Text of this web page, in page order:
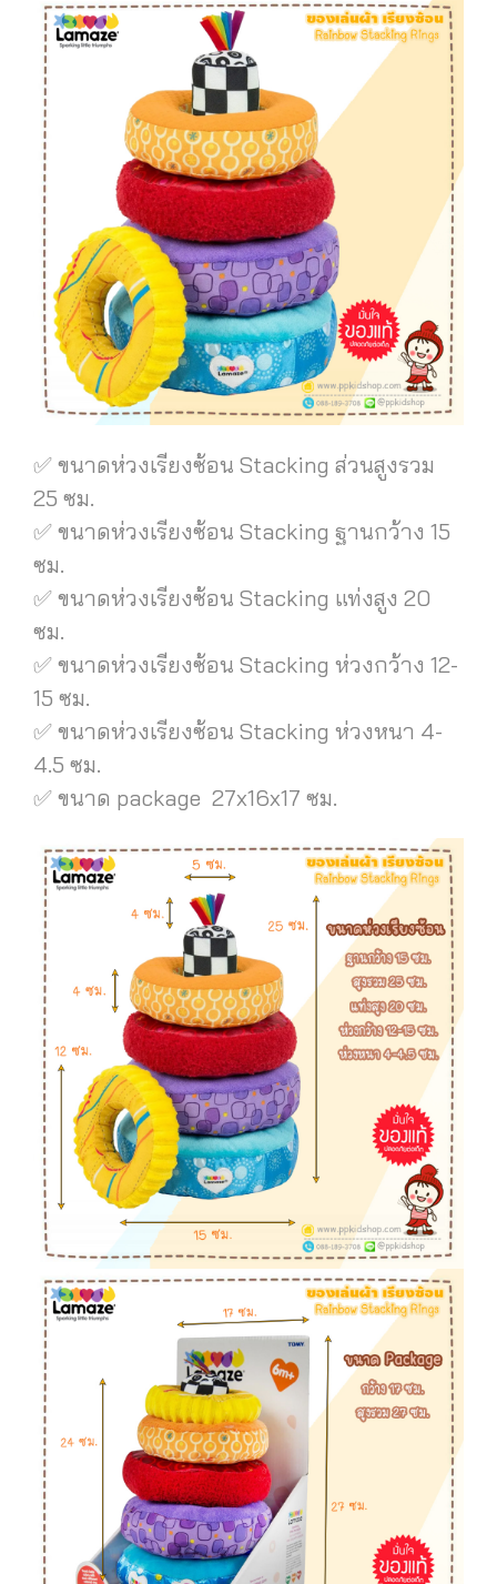
✅ ขนาดห่วงเรียงซ้อน Stacking ส่วนสูงรวม
25 ซม.
✅ ขนาดห่วงเรียงซ้อน Stacking ฐานกว้าง 15
ซม.
✅ ขนาดห่วงเรียงซ้อน Stacking แท่งสูง 20
ซม.
✅ ขนาดห่วงเรียงซ้อน Stacking ห่วงกว้าง 12-
15 ซม.
✅ ขนาดห่วงเรียงซ้อน Stacking ห่วงหนา 4-
4.5 ซม.
✅ ขนาด package 27x16x17 ซม.